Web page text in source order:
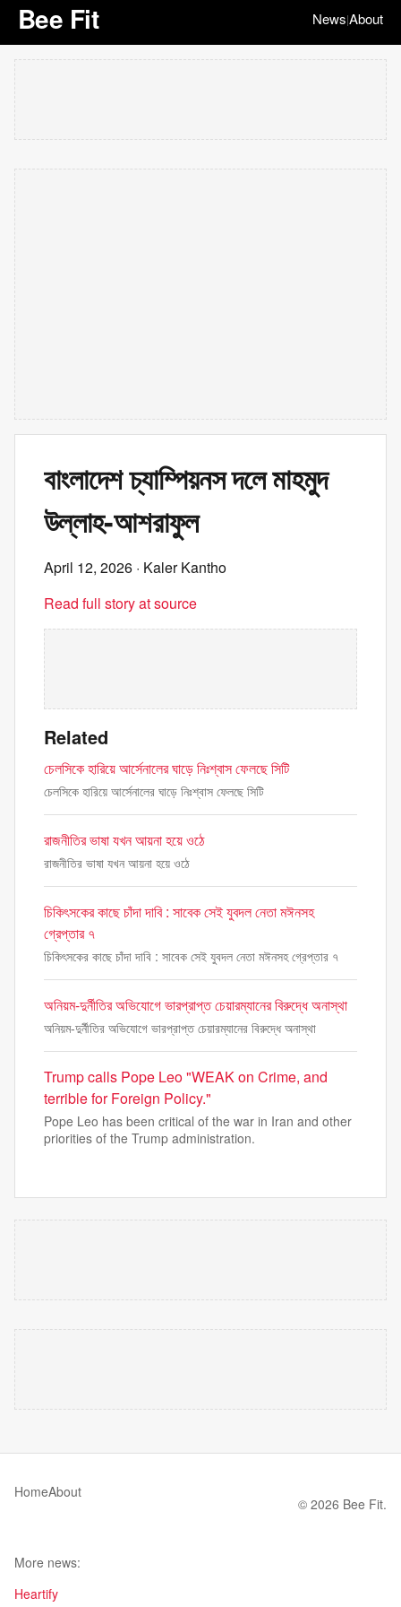
Bee Fit News|About
বাংলাদেশ চ্যাম্পিয়নস দলে মাহমুদ
উল্লাহ-আশরাফুল
April 12, 2026 · Kaler Kantho
Read full story at source
Related
চেলসিকে হারিয়ে আর্সেনালের ঘাড়ে নিঃশ্বাস ফেলছে সিটি
চেলসিকে হারিয়ে আর্সেনালের ঘাড়ে নিঃশ্বাস ফেলছে সিটি
রাজনীতির ভাষা যখন আয়না হয়ে ওঠে
রাজনীতির ভাষা যখন আয়না হয়ে ওঠে
চিকিৎসকের কাছে চাঁদা দাবি : সাবেক সেই যুবদল নেতা মঈনসহ
গ্রেপ্তার ৭
চিকিৎসকের কাছে চাঁদা দাবি : সাবেক সেই যুবদল নেতা মঈনসহ গ্রেপ্তার ৭
অনিয়ম-দুর্নীতির অভিযোগে ভারপ্রাপ্ত চেয়ারম্যানের বিরুদ্ধে অনাস্থা
অনিয়ম-দুর্নীতির অভিযোগে ভারপ্রাপ্ত চেয়ারম্যানের বিরুদ্ধে অনাস্থা
Trump calls Pope Leo "WEAK on Crime, and
terrible for Foreign Policy."
Pope Leo has been critical of the war in Iran and other
priorities of the Trump administration.
HomeAbout
© 2026 Bee Fit.
More news:
Heartify